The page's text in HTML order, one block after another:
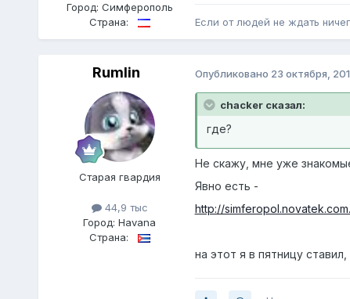
Город: Симферополь
Страна:
Если от людей не ждать
Rumlin
Старая гвардия
44,9 тыс
Город:Havana
Страна:
Опубликовано 23 октября,
chacker сказал:
где?
Не скажу, мне уже
Явно есть -
http://
на этот я в пятницу